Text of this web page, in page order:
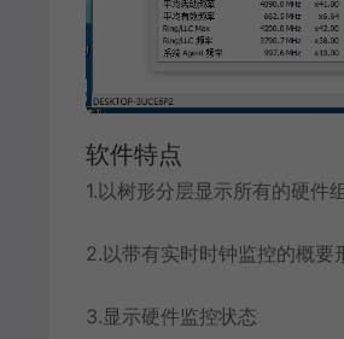
软件特点
1.以树形分层显示所有的硬件
2.以带有实时时钟监控的概
3.显示硬件监控状态